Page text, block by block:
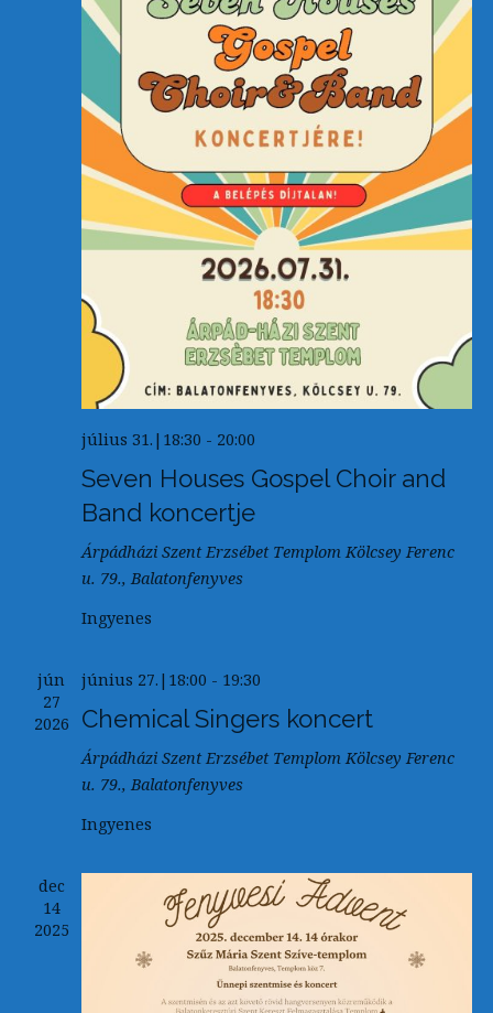
i
ó
n
é
e
k
é
e
t
a
v
i
c
július 31.|18:30 - 20:00
Seven Houses Gospel Choir and
Band koncertje
Árpádházi Szent Erzsébet Templom Kölcsey Ferenc
u. 79., Balatonfenyves
Ingyenes
jún
27
2026
június 27.|18:00 - 19:30
Chemical Singers koncert
Árpádházi Szent Erzsébet Templom Kölcsey Ferenc
u. 79., Balatonfenyves
Ingyenes
dec
14
2025